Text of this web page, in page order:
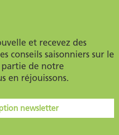
et recevez des
conseils saisonniers sur le
partie de notre
en réjouissons.
newsletter